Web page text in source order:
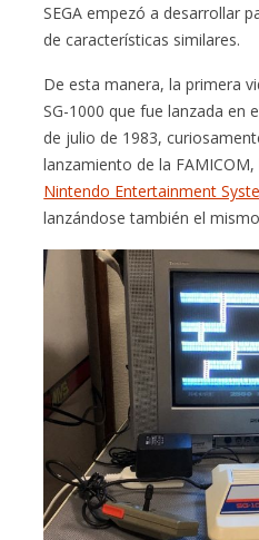
SEGA empezó a desarrollar
de características similares.
De esta manera, la primera
SG-1000 que fue lanzada en
de julio de 1983,
lanzamiento de la
Nintendo Entertainment
lanzándose también el